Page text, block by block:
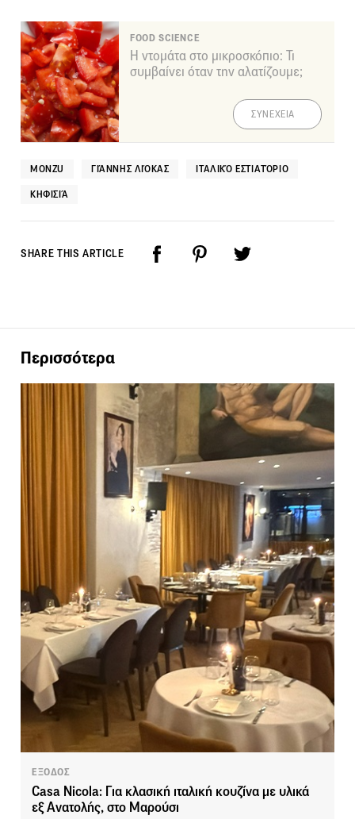
FOOD SCIENCE
Η ντομάτα στο μικροσκόπιο: Τι
συμβαίνει όταν την αλατίζουμε;
ΣΥΝΕΧΕΙΑ
MONZU ΓΙΆΝΝΗΣ ΛΙΌΚΑΣ ΙΤΑΛΙΚΌ ΕΣΤΙΑΤΌΡΙΟ
ΚΗΦΙΣΙΆ
SHARE THIS ARTICLE
Περισσότερα
ΕΞΟΔΟΣ
Casa Nicola: Για κλασική ιταλική κουζίνα με υλικά
εξ Ανατολής, στο Μαρούσι